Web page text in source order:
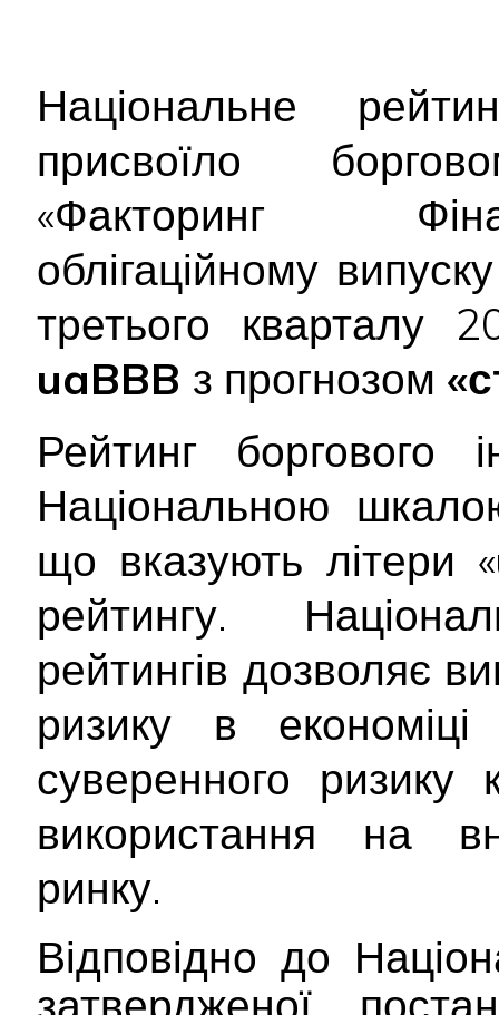
Національне
присвоїло
«Факторинг
облігаційному
третього кварталу
uaBBB з прогнозом
Рейтинг боргового
Національною
що вказують літери «
рейтингу.
рейтингів дозволяє
ризику в
суверенного ризику
використання на
ринку.
Відповідно до